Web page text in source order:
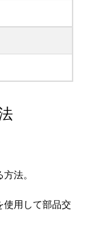
法。
使用して部品交